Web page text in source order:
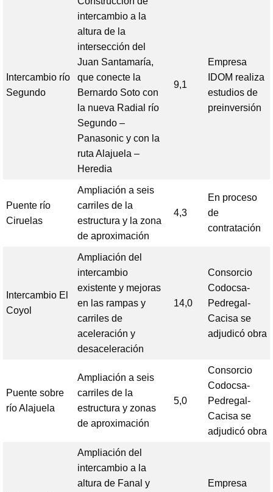
Intercambio río
Segundo
intercambio a la
altura de la
intersección del
Juan Santamaría,
que conecte la
Bernardo Soto con
la nueva Radial río
Segundo –
Panasonic y con la
ruta Alajuela –
Heredia
9,1
Empresa
IDOM realiza
estudios de
preinversión
Puente río
Ciruelas
Ampliación a seis
carriles de la
estructura y la zona
de aproximación
4,3
En proceso
de
contratación
Intercambio El
Coyol
Ampliación del
intercambio
existente y mejoras
en las rampas y
carriles de
aceleración y
desaceleración
14,0
Consorcio
Codocsa-
Pedregal-
Cacisa se
adjudicó obra
Puente sobre
río Alajuela
Ampliación a seis
carriles de la
estructura y zonas
de aproximación
5,0
Consorcio
Codocsa-
Pedregal-
Cacisa se
adjudicó obra
Ampliación del
intercambio a la
altura de Fanal y
Empresa